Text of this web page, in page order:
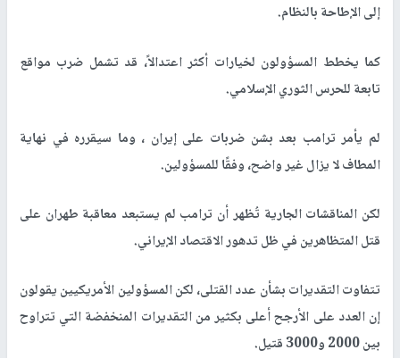
إلى الإطاحة بالنظام.
كما يخطط المسؤولون لخيارات أكثر اعتدالاً، قد تشمل ضرب مواقع
تابعة للحرس الثوري الإسلامي.
لم يأمر ترامب بعد بشن ضربات على إيران ، وما سيقرره في نهاية
المطاف لا يزال غير واضح، وفقًا للمسؤولين.
لكن المناقشات الجارية تُظهر أن ترامب لم يستبعد معاقبة طهران على
قتل المتظاهرين في ظل تدهور الاقتصاد الإيراني.
تتفاوت التقديرات بشأن عدد القتلى، لكن المسؤولين الأمريكيين يقولون
إن العدد على الأرجح أعلى بكثير من التقديرات المنخفضة التي تتراوح
بين 2000 و3000 قتيل.